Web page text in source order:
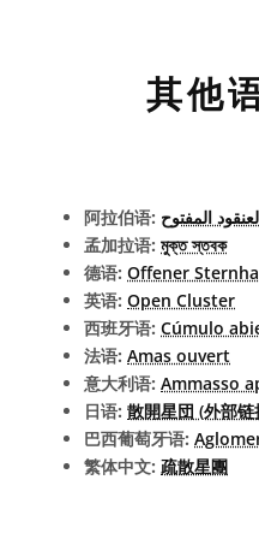
其他
阿拉伯语: المفتوح
孟加拉语: মুক্ত স্তবক
德语: Offener
英语: Open Cluster
西班牙语: Cúmulo
法语: Amas ouvert
意大利语: Ammasso
日语: 散開星団 (外部链
巴西葡萄牙语:
繁体中文: 疏散星團